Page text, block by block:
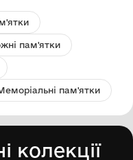
пам'ятки
пам'ятки
колекції